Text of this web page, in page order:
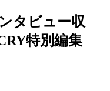
タビュー収
特別編集